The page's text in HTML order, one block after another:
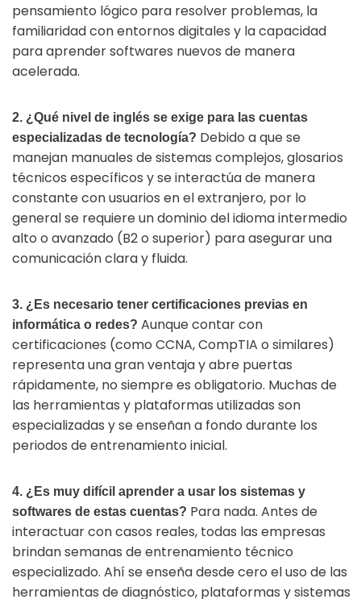
pensamiento lógico para resolver problemas, la
familiaridad con entornos digitales y la capacidad
para aprender softwares nuevos de manera
acelerada.
2. ¿Qué nivel de inglés se exige para las cuentas
especializadas de tecnología? Debido a que se
manejan manuales de sistemas complejos, glosarios
técnicos específicos y se interactúa de manera
constante con usuarios en el extranjero, por lo
general se requiere un dominio del idioma intermedio
alto o avanzado (B2 o superior) para asegurar una
comunicación clara y fluida.
3. ¿Es necesario tener certificaciones previas en
informática o redes? Aunque contar con
certificaciones (como CCNA, CompTIA o similares)
representa una gran ventaja y abre puertas
rápidamente, no siempre es obligatorio. Muchas de
las herramientas y plataformas utilizadas son
especializadas y se enseñan a fondo durante los
periodos de entrenamiento inicial.
4. ¿Es muy difícil aprender a usar los sistemas y
softwares de estas cuentas? Para nada. Antes de
interactuar con casos reales, todas las empresas
brindan semanas de entrenamiento técnico
especializado. Ahí se enseña desde cero el uso de las
herramientas de diagnóstico, plataformas y sistemas